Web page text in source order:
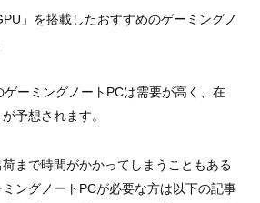
」を搭載したおすすめのゲーミングノ
ーミングノートPCは需要が高く、在
予想されます。
まで時間がかかってしまうこともある
ングノートPCが必要な方は以下の記事